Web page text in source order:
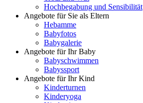
Hochbegabung und Sensibilität
Angebote für Sie als Eltern
Hebamme
Babyfotos
Babygalerie
Angebote für Ihr Baby
Babyschwimmen
Babyssport
Angebote für Ihr Kind
Kinderturnen
Kinderyoga